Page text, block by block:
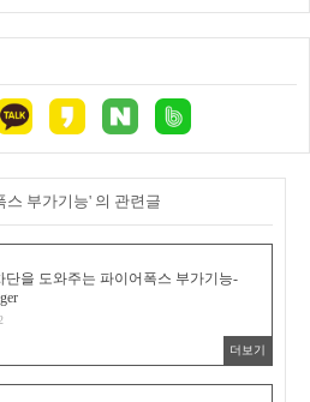
부가기능' 의 관련글
단을 도와주는 파이어폭스 부가기능-
더보기